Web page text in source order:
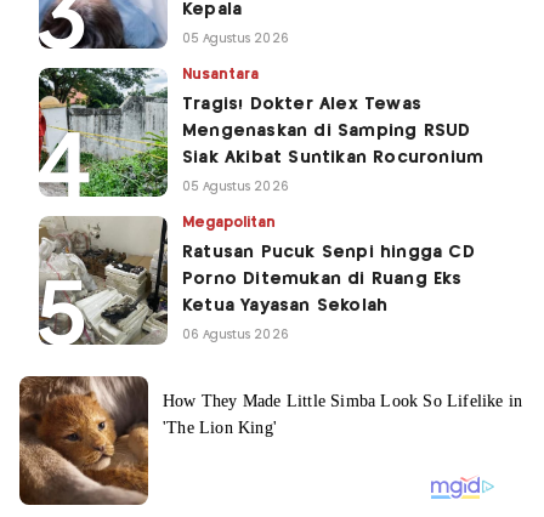
Kepala
05 Agustus 2026
Nusantara
Tragis! Dokter Alex Tewas
Mengenaskan di Samping RSUD
Siak Akibat Suntikan Rocuronium
05 Agustus 2026
Megapolitan
Ratusan Pucuk Senpi hingga CD
Porno Ditemukan di Ruang Eks
Ketua Yayasan Sekolah
06 Agustus 2026